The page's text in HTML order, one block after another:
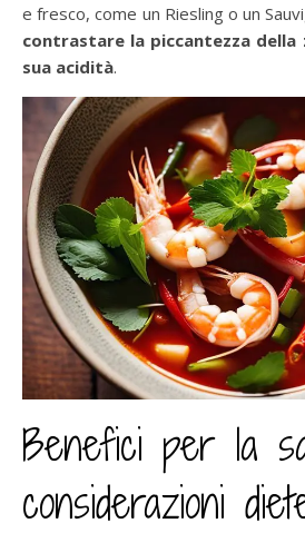
e fresco, come un Riesling o un
contrastare la piccantezza della
sua acidità.
Benefici per la
considerazioni